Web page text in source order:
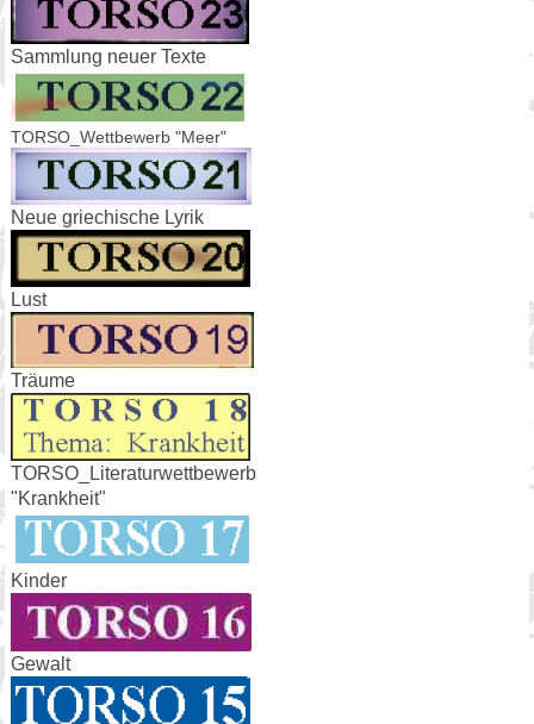
Sammlung neuer Texte
TORSO_Wettbewerb "Meer"
Neue griechische Lyrik
Lust
Träume
TORSO_Literaturwettbewerb
"Krankheit"
Kinder
Gewalt